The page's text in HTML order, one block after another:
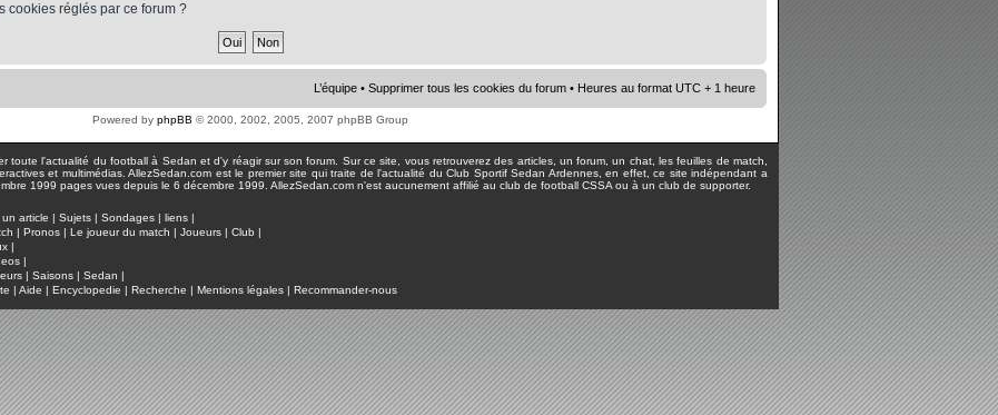
cookies réglés par ce forum ?
L’équipe • Supprimer tous les cookies du forum • Heures au format UTC + 1 heure
Powered by phpBB © 2000, 2002, 2005, 2007 phpBB Group
toute l'actualité du football à Sedan et d'y réagir sur son forum. Sur ce site, vous retrouverez des articles, un forum, un chat, les feuilles de match,
et multimédias. AllezSedan.com est le premier site qui traite de l'actualité du Club Sportif Sedan Ardennes, en effet, ce site indépendant a
pages vues depuis le 6 décembre 1999. AllezSedan.com n'est aucunement affilié au club de football CSSA ou à un club de supporter.
article | Sujets | Sondages | liens |
| Pronos | Le joueur du match | Joueurs | Club |
|
|
| Saisons | Sedan |
| Aide | Encyclopedie | Recherche | Mentions légales | Recommander-nous